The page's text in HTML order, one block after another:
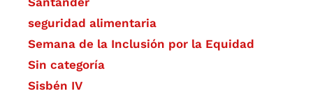
seguridad alimentaria
Semana de la Inclusión por la Equidad
Sin categoría
Sisbén IV